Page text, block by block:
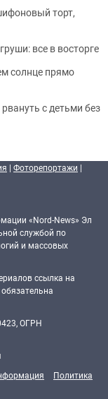
торт,
все в восторге
солнце прямо
с детьми без
| Фоторепортажи |
«Nord-News» Эл
службой по
и массовых
ссылка на
ОГРН
Политика